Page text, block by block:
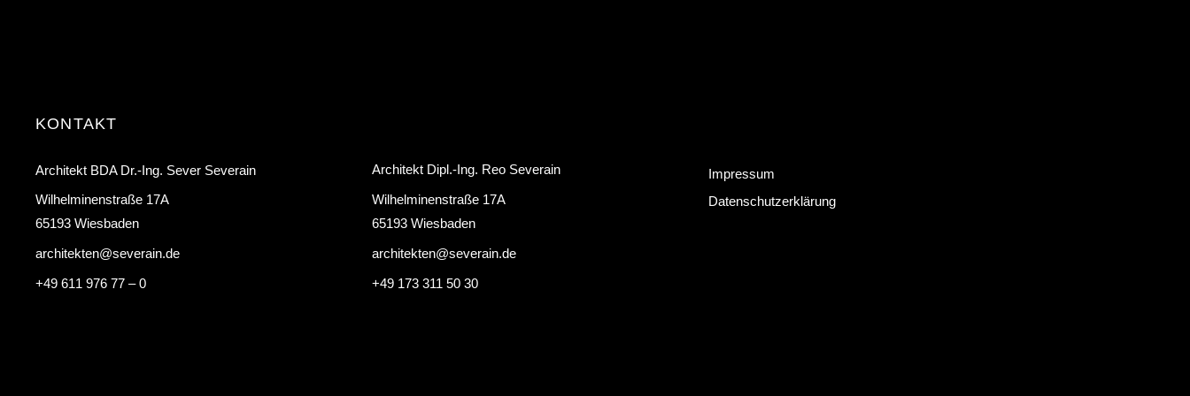
KONTAKT
Architekt BDA Dr.-Ing. Sever Severain
Wilhelminenstraße 17A
65193 Wiesbaden
architekten@severain.de
+49 611 976 77 – 0
Architekt Dipl.-Ing. Reo Severain
Wilhelminenstraße 17A
65193 Wiesbaden
architekten@severain.de
+49 173 311 50 30
Impressum
Datenschutzerklärung